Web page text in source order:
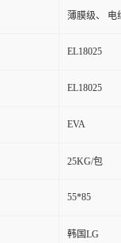
薄膜级、 电
EL18025
EL18025
EVA
25KG/包
55*85
韩国LG